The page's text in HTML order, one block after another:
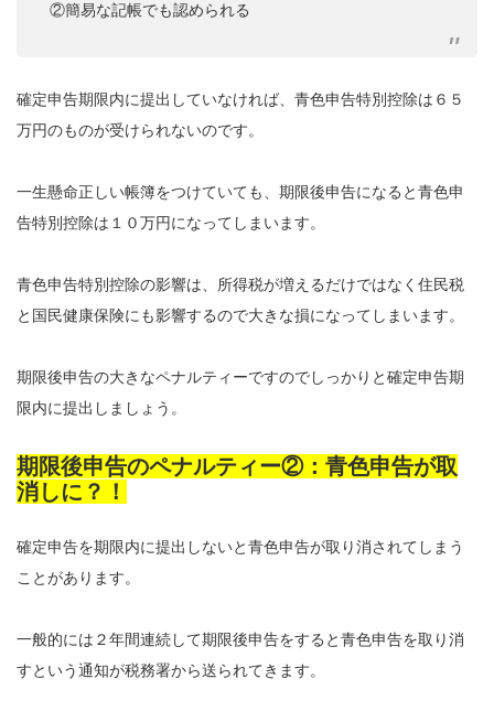
②簡易な記帳でも認められる
確定申告期限内に提出していなければ、青色申告特別控除は６５
万円のものが受けられないのです。
一生懸命正しい帳簿をつけていても、期限後申告になると青色申
告特別控除は１０万円になってしまいます。
青色申告特別控除の影響は、所得税が増えるだけではなく住民税
と国民健康保険にも影響するので大きな損になってしまいます。
期限後申告の大きなペナルティーですのでしっかりと確定申告期
限内に提出しましょう。
期限後申告のペナルティー②：青色申告が取
消しに？！
確定申告を期限内に提出しないと青色申告が取り消されてしまう
ことがあります。
一般的には２年間連続して期限後申告をすると青色申告を取り消
すという通知が税務署から送られてきます。